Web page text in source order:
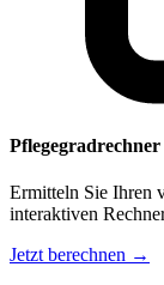
Pflegegradrechner
Ermitteln Sie Ihren
interaktiven
Jetzt berechnen →